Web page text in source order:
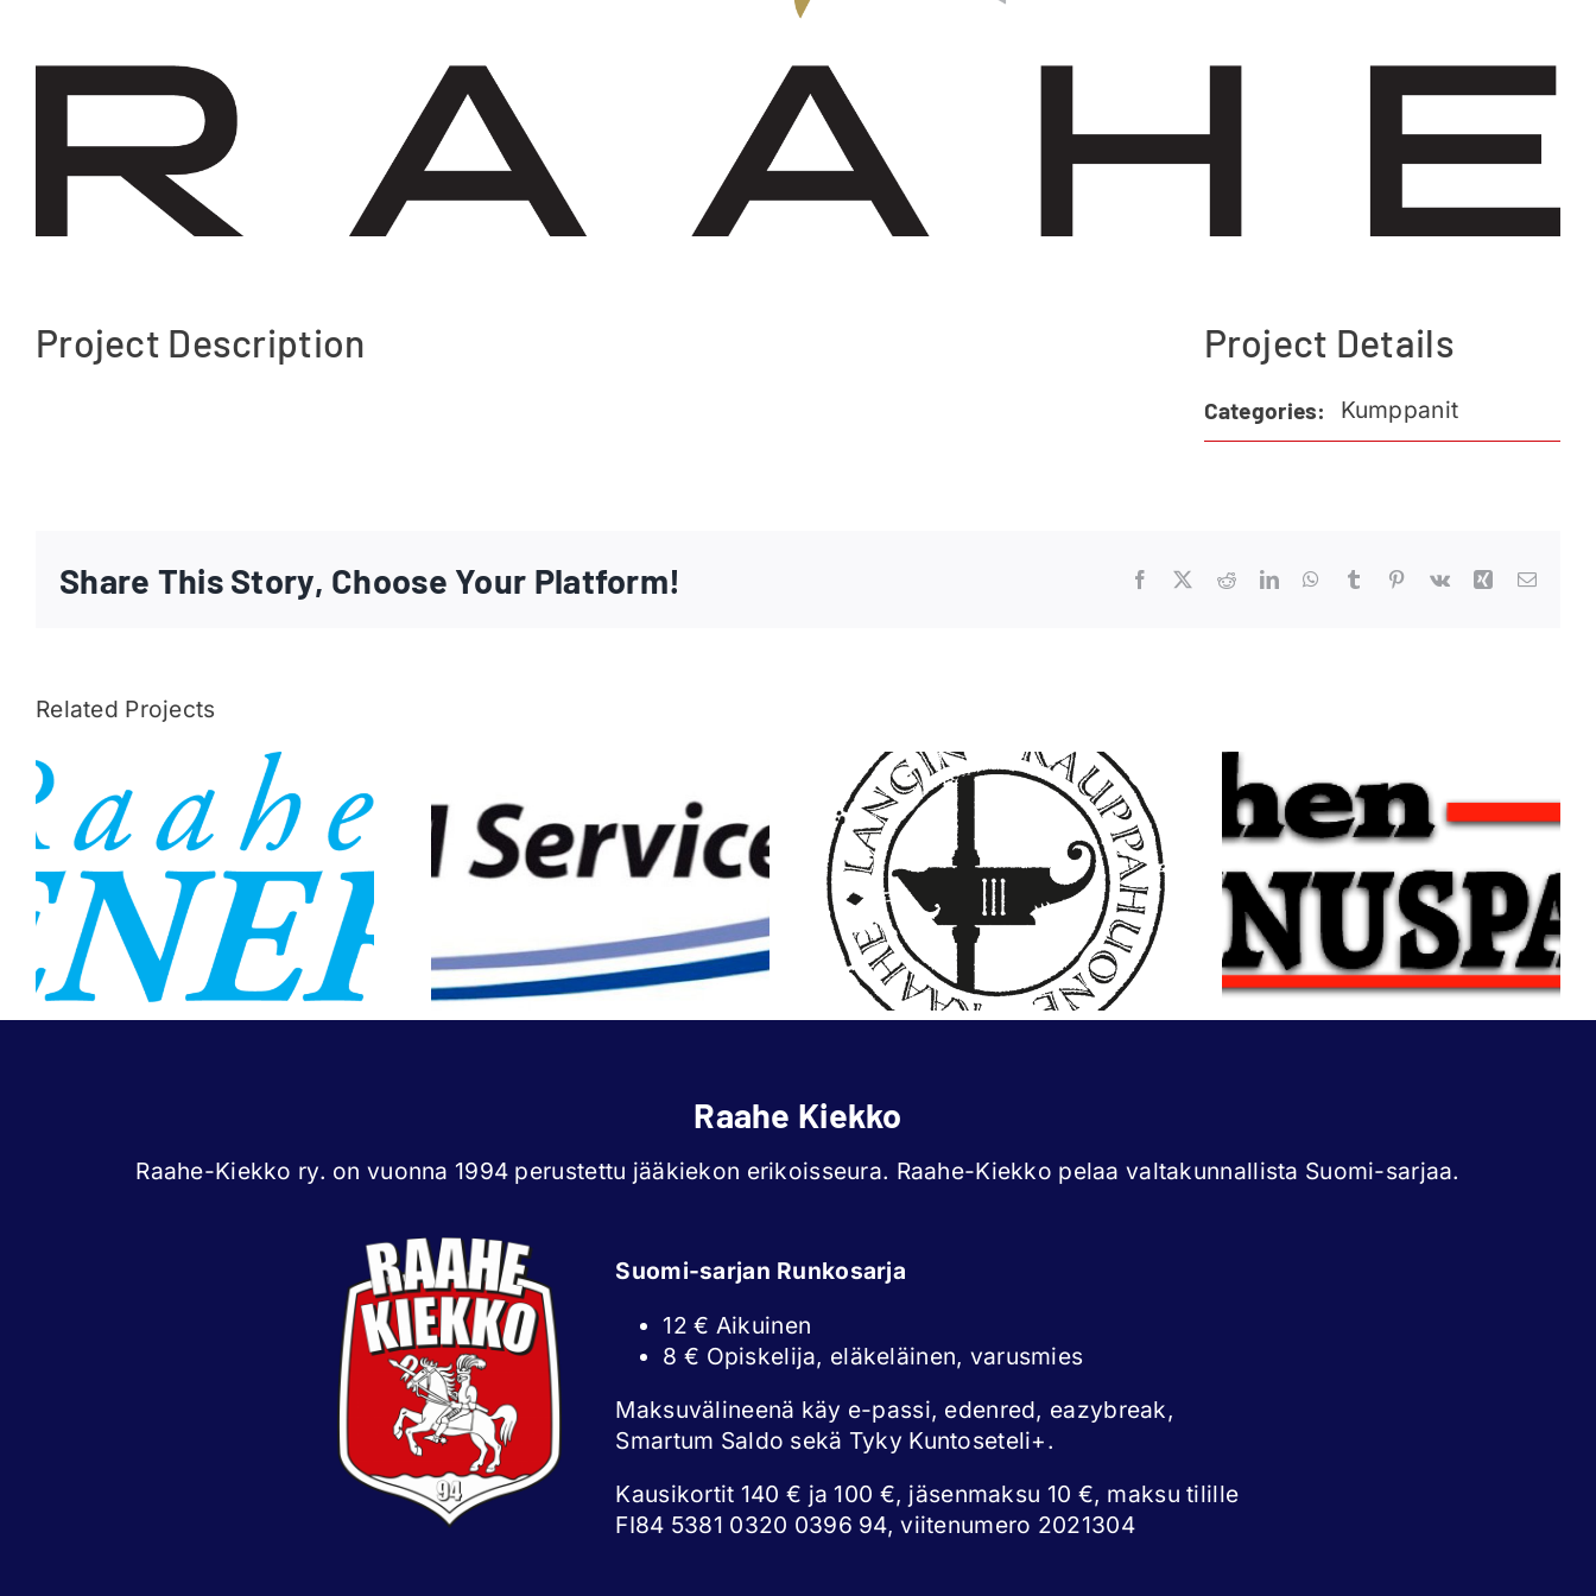
Project Description Project Details
Categories: Kumppanit
Share This Story, Choose Your Platform! Facebook RedditLinkedInWhatsApp
Tumblr Pinterest
Vk XingEmail
Related Projects
Raahen Energia
Langin
Kauppahuone
Raahen
Rakennuspalvelu
Raahe Kiekko
Raahe-Kiekko ry. on vuonna 1994 perustettu jääkiekon erikoisseura. Raahe-Kiekko pelaa valtakunnallista Suomi-sarjaa.
Suomi-sarjan Runkosarja
12 € Aikuinen
8 € Opiskelija, eläkeläinen, varusmies
Maksuvälineenä käy e-passi, edenred, eazybreak,
Smartum Saldo sekä Tyky Kuntoseteli+.
Kausikortit 140 € ja 100 €, jäsenmaksu 10 €, maksu tilille
FI84 5381 0320 0396 94, viitenumero 2021304